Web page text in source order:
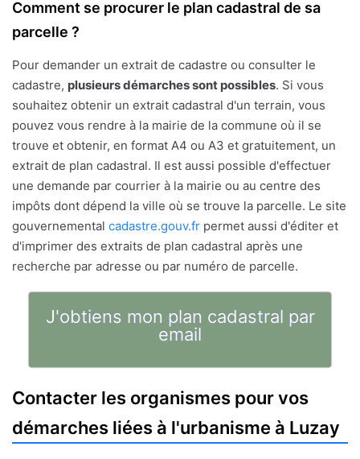
Comment se procurer le plan cadastral de sa
parcelle ?
Pour demander un extrait de cadastre ou consulter le
cadastre, plusieurs démarches sont possibles. Si vous
souhaitez obtenir un extrait cadastral d'un terrain, vous
pouvez vous rendre à la mairie de la commune où il se
trouve et obtenir, en format A4 ou A3 et gratuitement, un
extrait de plan cadastral. Il est aussi possible d'effectuer
une demande par courrier à la mairie ou au centre des
impôts dont dépend la ville où se trouve la parcelle. Le site
gouvernemental cadastre.gouv.fr permet aussi d'éditer et
d'imprimer des extraits de plan cadastral après une
recherche par adresse ou par numéro de parcelle.
J'obtiens mon plan cadastral par
email
Contacter les organismes pour vos
démarches liées à l'urbanisme à Luzay